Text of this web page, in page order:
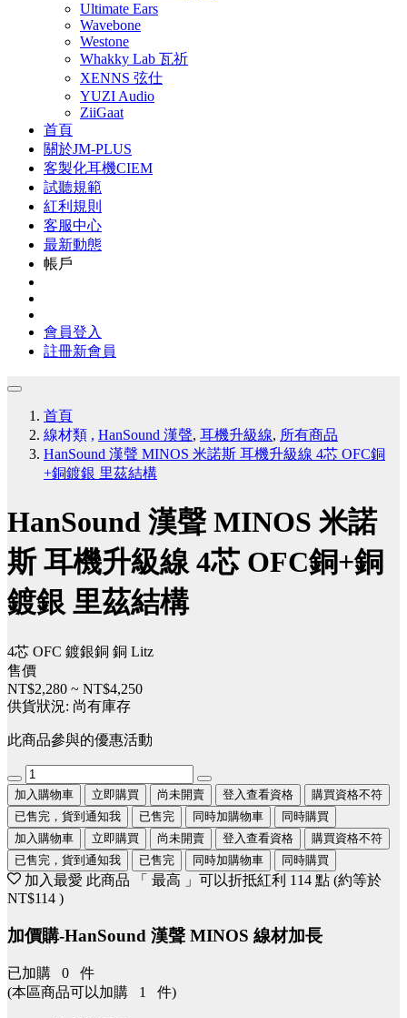
Ultimate Ears
Wavebone
Westone
Whakky Lab 瓦祈
XENNS 弦仕
YUZI Audio
ZiiGaat
首頁
關於JM-PLUS
客製化耳機CIEM
試聽規範
紅利規則
客服中心
最新動態
帳戶
會員登入
註冊新會員
首頁
線材類 , HanSound 漢聲, 耳機升級線, 所有商品
HanSound 漢聲 MINOS 米諾斯 耳機升級線 4芯 OFC銅
+銅鍍銀 里茲結構
HanSound 漢聲 MINOS 米諾
斯 耳機升級線 4芯 OFC銅+銅
鍍銀 里茲結構
4芯 OFC 鍍銀銅 銅 Litz
售價
NT$2,280 ~ NT$4,250
供貨狀況: 尚有庫存
此商品參與的優惠活動
加入購物車 立即購買 尚未開賣 登入查看資格
購買資格不符
已售完，貨到通知我
已售完 同時加購物車
同時購買
加入購物車
立即購買 尚未開賣 登入查看資格
購買資格不符
已售完，貨到通知我
已售完 同時加購物車 同時購買
加入最愛 此商品 「 最高 」可以折抵紅利 114 點 (約等於
NT$114 )
加價購-HanSound 漢聲 MINOS 線材加長
已加購 0 件
(本區商品可以加購 1 件)